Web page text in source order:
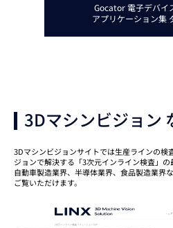
Gocator 電子デバイ
アプリケーション集
3Dマシンビジョン
3Dマシンビジョンサイトでは生産ラインの検
ジョンで解決する「3次元インライン検査」の
自動車製造業界、半導体業界、食品製造業界
ご覧いただけます。